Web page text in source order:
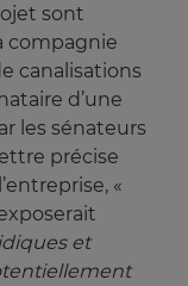
sont
compagnie
canalisations
d’une
les sénateurs
précise
«
et